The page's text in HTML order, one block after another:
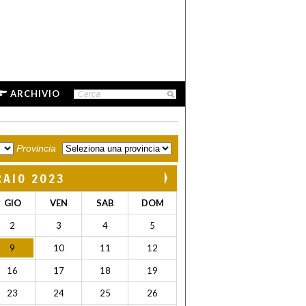
ARCHIVIO
Provincia
2023
GIO VEN SAB DOM
2 3 4 5
9 10 11 12
16 17 18 19
23 24 25 26